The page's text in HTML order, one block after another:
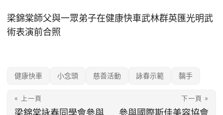
梁錦棠師父與一眾弟子在健康快車武林群英匯光明武
術表演前合照
健康快車 小念頭 慈善活動 詠春示範 黐手
« 上一頁
梁錦棠詠春同學會參與
下一頁 »
參與國際斯佳美容協會